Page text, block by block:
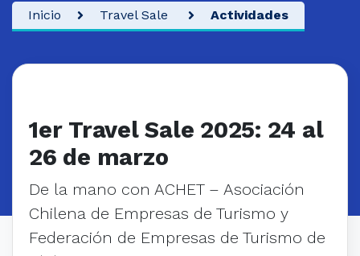
Inicio Travel Sale Actividades
1er Travel Sale 2025: 24 al
26 de marzo
De la mano con ACHET – Asociación
Chilena de Empresas de Turismo y
Federación de Empresas de Turismo de